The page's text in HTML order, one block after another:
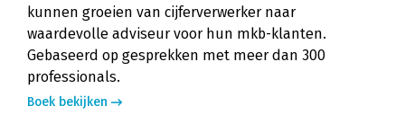
kunnen groeien van cijferverwerker naar
waardevolle adviseur voor hun mkb-klanten.
Gebaseerd op gesprekken met meer dan 300
professionals.
Boek bekijken